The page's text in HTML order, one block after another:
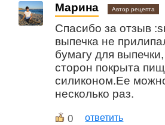
Марина Автор рецепта
Спасибо за отзыв
выпечка не
бумагу для
сторон покрыта
силиконом.Ее
несколько раз.
0 ответить